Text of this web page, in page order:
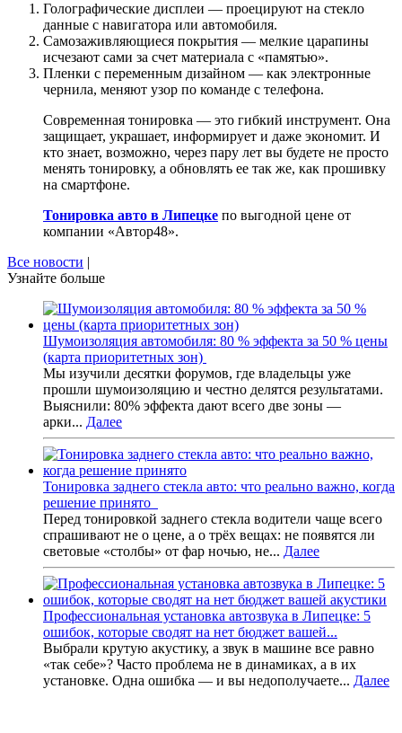
Голографические дисплеи — проецируют на стекло
данные с навигатора или автомобиля.
Самозаживляющиеся покрытия — мелкие царапины
исчезают сами за счет материала с «памятью».
Пленки с переменным дизайном — как электронные
чернила, меняют узор по команде с телефона.
Современная тонировка — это гибкий инструмент. Она
защищает, украшает, информирует и даже экономит. И
кто знает, возможно, через пару лет вы будете не просто
менять тонировку, а обновлять ее так же, как прошивку
на смартфоне.
Тонировка авто в Липецке по выгодной цене от
компании «Автор48».
Все новости |
Узнайте больше
Шумоизоляция автомобиля: 80 % эффекта за 50 % цены
(карта приоритетных зон)
Мы изучили десятки форумов, где владельцы уже
прошли шумоизоляцию и честно делятся результатами.
Выяснили: 80% эффекта дают всего две зоны —
арки... Далее
Тонировка заднего стекла авто: что реально важно, когда
решение принято
Перед тонировкой заднего стекла водители чаще всего
спрашивают не о цене, а о трёх вещах: не появятся ли
световые «столбы» от фар ночью, не... Далее
Профессиональная установка автозвука в Липецке: 5
ошибок, которые сводят на нет бюджет вашей...
Выбрали крутую акустику, а звук в машине все равно
«так себе»? Часто проблема не в динамиках, а в их
установке. Одна ошибка — и вы недополучаете... Далее